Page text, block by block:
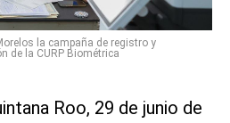
la campaña de registro y
de la CURP Biométrica
Roo, 29 de junio de